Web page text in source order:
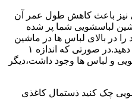
نیز باعث کاهش طول عمر آن
لباسشویی شما پر شده
را در بالای لباس ها در ماشین
لباسشویی قرار دهید و کمی فشار دهید.در صورتی که اندازه ۱
و لباس ها وجود داشت،دیگر
چک کنید ذستمال کاغذی